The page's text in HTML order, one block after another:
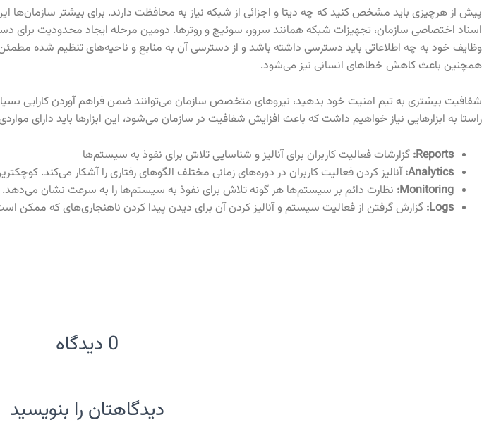
پیش از هرچیزی باید مشخص کنید که چه دیتا و اجزائی از شبکه نیاز به محافظت دارند. برای بیشتر سازمان‌ها
اسناد اختصاصی سازمان، تجهیزات شبکه همانند سرور، سوئیچ و روترها. دومین مرحله ایجاد محدودیت برای
وظایف خود به چه اطلاعاتی باید دسترسی داشته باشد و از دسترسی آن به منابع و ناحیه‌های تنظیم شده
همچنین باعث کاهش خطاهای انسانی نیز می‌شود.
شفافیت بیشتری به تیم امنیت خود بدهید، نیروهای متخصص سازمان می‌توانند ضمن فراهم آوردن کارایی بسیار
راستا به ابزارهایی نیاز خواهیم داشت که باعث افزایش شفافیت در سازمان می‌شود، این ابزارها باید دارای
Reports: گزارشات فعالیت کاربران برای آنالیز و شناسایی تلاش برای نفوذ به سیستم‌ها
Analytics: آنالیز کردن فعالیت کاربران در دوره‌های زمانی مختلف الگوهای رفتاری را آشکار می‌کند.
Monitoring: نظارت دائم بر سیستم‌ها هر گونه تلاش برای نفوذ به سیستم‌ها را به سرعت نشان می‌دهد.
Logs: گزارش گرفتن از فعالیت سیستم و آنالیز کردن آن برای دیدن پیدا کردن ناهنجاری‌های که
0 دیدگاه
دیدگاهتان را بنویسید